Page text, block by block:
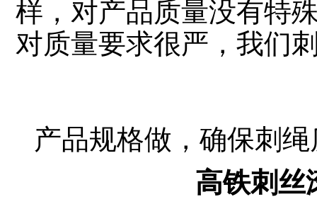
样，对产品质量没有特
对质量要求很严，我们
产品规格做，确保刺
高铁刺丝